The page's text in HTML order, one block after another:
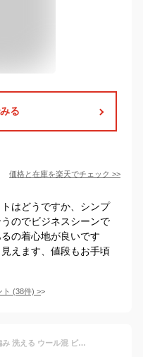
る
価格と在庫を楽天でチェック >>
はどうですか、シンプ
のでビジネスシーンで
の着心地が良いです
えます、値段もお手頃
(38件) >
ニット ベスト Vネック ケーブル編み 洗える ウール混 ビジネス カジュアル 春 ダイヤ織り柄 メンズ セーター ハイゲージニット ATTU UOMO ウォッシャブル 秋 冬 ギフト プレゼント 【メール便送料無料】